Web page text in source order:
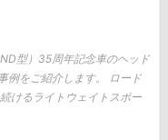
型）35周年記念車のヘッド
例をご紹介します。 ロード
けるライトウェイトスポー